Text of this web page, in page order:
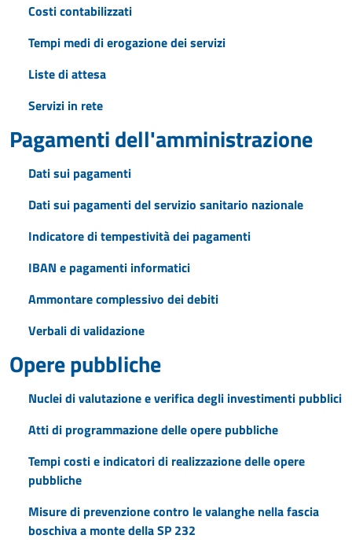
Costi contabilizzati
Tempi medi di erogazione dei servizi
Liste di attesa
Servizi in rete
Pagamenti dell'amministrazione
Dati sui pagamenti
Dati sui pagamenti del servizio sanitario nazionale
Indicatore di tempestività dei pagamenti
IBAN e pagamenti informatici
Ammontare complessivo dei debiti
Verbali di validazione
Opere pubbliche
Nuclei di valutazione e verifica degli investimenti pubblici
Atti di programmazione delle opere pubbliche
Tempi costi e indicatori di realizzazione delle opere
pubbliche
Misure di prevenzione contro le valanghe nella fascia
boschiva a monte della SP 232